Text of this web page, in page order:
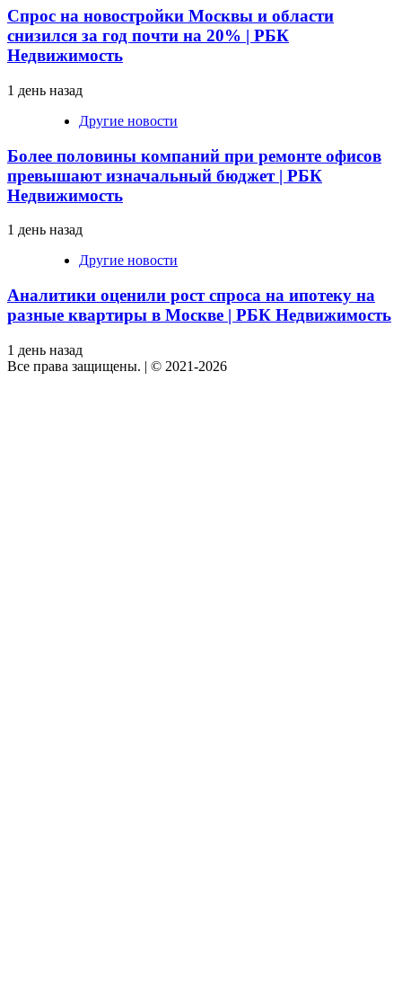
Спрос на новостройки Москвы и области
снизился за год почти на 20% | РБК
Недвижимость
1 день назад
Другие новости
Более половины компаний при ремонте офисов
превышают изначальный бюджет | РБК
Недвижимость
1 день назад
Другие новости
Аналитики оценили рост спроса на ипотеку на
разные квартиры в Москве | РБК Недвижимость
1 день назад
Все права защищены. | © 2021-2026